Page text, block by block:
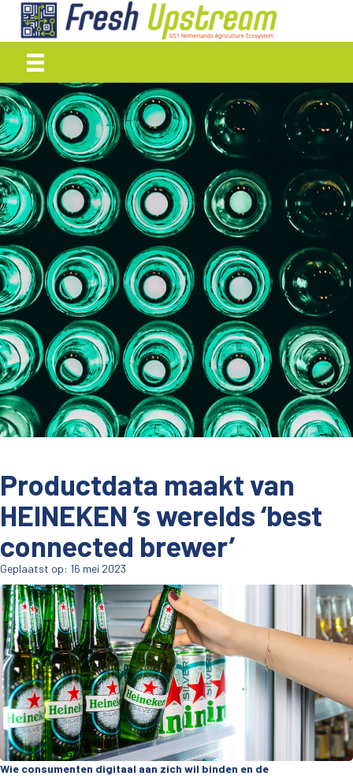
Productdata maakt van
HEINEKEN ’s werelds ‘best
connected brewer’
Geplaatst op: 16 mei 2023
Wie consumenten digitaal aan zich wil binden en de